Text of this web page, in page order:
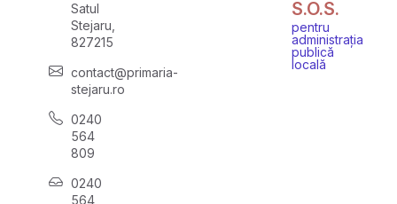
Satul
Stejaru,
827215
contact@primaria-
stejaru.ro
0240
564
809
0240
564
S.O.S.
pentru
administrația
publică
locală